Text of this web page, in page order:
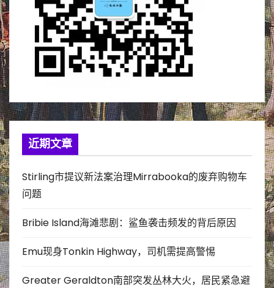
近期文章
Stirling市提议新法案治理Mirrabooka的废弃购物车
问题
Bribie Island海滩悲剧：鲨鱼袭击频发的背后原因
Emu现身Tonkin Highway，司机需提高警惕
Greater Geraldton南部突发丛林大火，居民紧急避